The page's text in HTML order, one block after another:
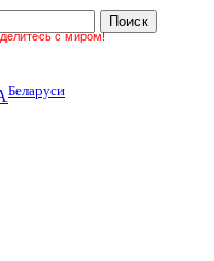
делитесь с миром!
Беларуси